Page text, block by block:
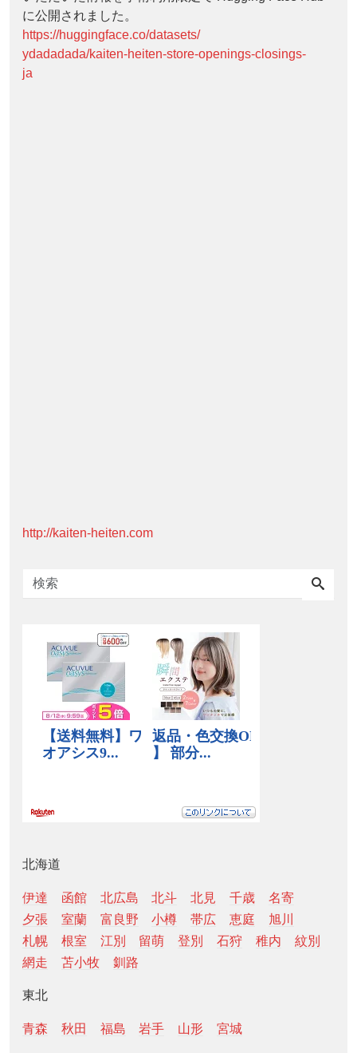
に公開されました。
https://huggingface.co/datasets/
ydadadada/kaiten-heiten-store-openings-closings-
ja
http://kaiten-heiten.com
北海道
伊達 函館 北広島 北斗 北見 千歳
名寄
夕張
室蘭 富良野 小樽 帯広 恵庭
旭川
札幌
根室 江別 留萌 登別 石狩 稚内
紋別
網走
苫小牧 釧路
東北
青森 秋田 福島 岩手 山形 宮城